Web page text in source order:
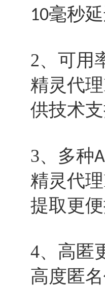
10毫秒
2、可用
精灵代
供技术
3、多种
精灵代
提取更
4、高匿
高度匿